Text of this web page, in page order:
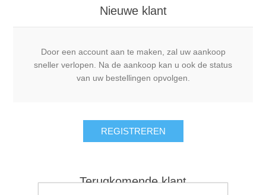
Nieuwe klant
Door een account aan te maken, zal uw aankoop
sneller verlopen. Na de aankoop kan u ook de status
van uw bestellingen opvolgen.
Terugkomende klant